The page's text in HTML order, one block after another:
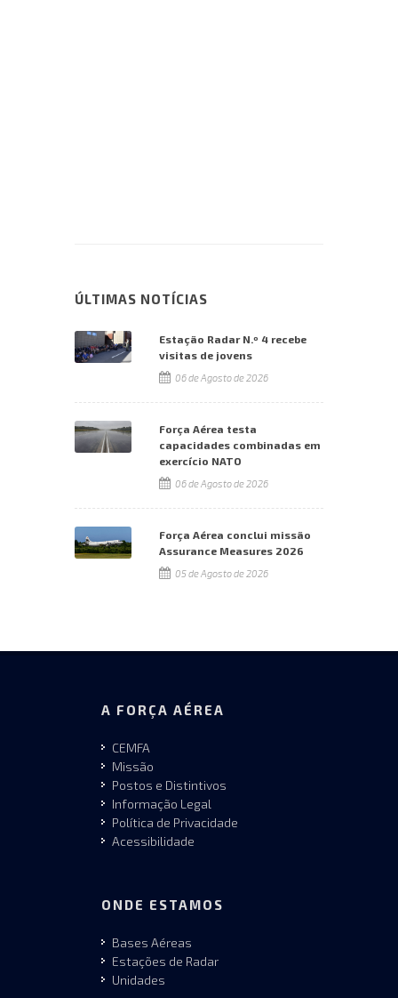
ÚLTIMAS NOTÍCIAS
Estação Radar N.º 4 recebe
visitas de jovens
06 de Agosto de 2026
Força Aérea testa
capacidades combinadas em
exercício NATO
06 de Agosto de 2026
Força Aérea conclui missão
Assurance Measures 2026
05 de Agosto de 2026
A FORÇA AÉREA
CEMFA
Missão
Postos e Distintivos
Informação Legal
Política de Privacidade
Acessibilidade
ONDE ESTAMOS
Bases Aéreas
Estações de Radar
Unidades